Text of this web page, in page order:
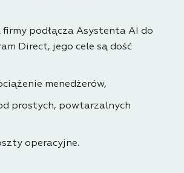
firmy podłącza Asystenta AI do
Direct, jego cele są dość
menedżerów,
prostych, powtarzalnych
operacyjne.